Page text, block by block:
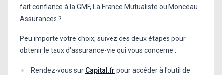
fait confiance à la GMF, La France Mutualiste ou Monceau
Assurances ?
Peu importe votre choix, suivez ces deux étapes pour
obtenir le taux d'assurance-vie qui vous concerne :
Rendez-vous sur Capital.fr pour accéder à l'outil de